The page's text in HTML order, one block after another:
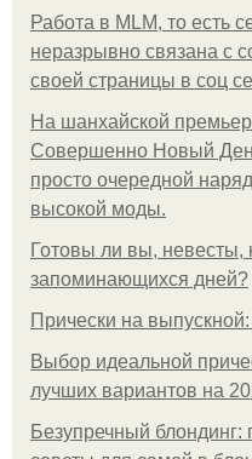
Работа в MLM, то есть
неразрывно связана с
своей страницы в соц
На шанхайской
Совершенно Новый
просто очередной
высокой моды.
Готовы ли вы, невесты,
запоминающихся дней?
Прически на
Выбор идеальной
лучших вариантов на
Безупречный